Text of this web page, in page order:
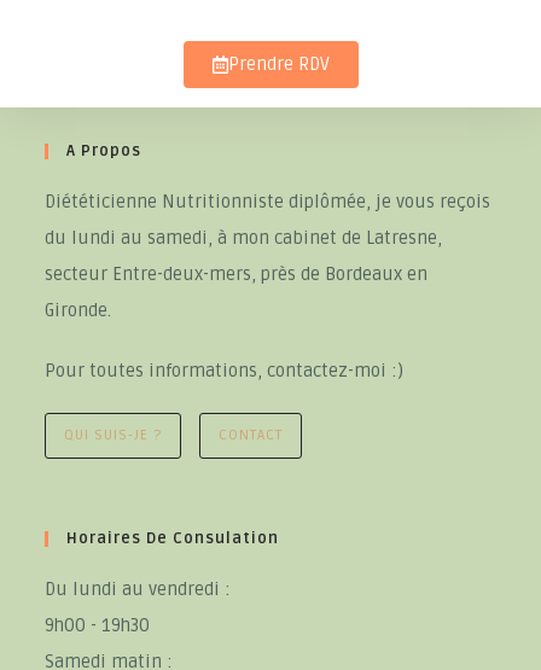
Prendre RDV
A Propos
Diététicienne Nutritionniste diplômée, je vous reçois
du lundi au samedi, à mon cabinet de Latresne,
secteur Entre-deux-mers, près de Bordeaux en
Gironde.
Pour toutes informations, contactez-moi :)
QUI SUIS-JE ? CONTACT
Horaires De Consulation
Du lundi au vendredi :
9h00 - 19h30
Samedi matin :